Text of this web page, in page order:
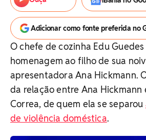
Adicionar como fonte preferida no
O chefe de cozinha Edu
homenagem ao filho de sua
apresentadora Ana Hickmann.
da relação entre Ana Hickmann
Correa, de quem ela se separou
de violência doméstica.